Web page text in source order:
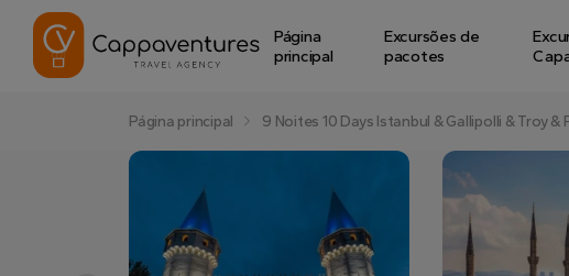
Página
principal
Excursões de
pacotes
Página principal 9 Noites 10 Days Istanbul & Gallipolli & Troy